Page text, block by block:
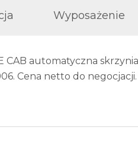
Wyposażenie
CAB automatyczna
Cena netto do